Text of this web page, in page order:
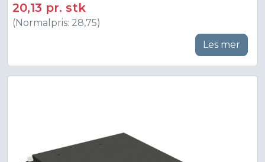
20,13 pr. stk
(Normalpris: 28,75)
Les mer